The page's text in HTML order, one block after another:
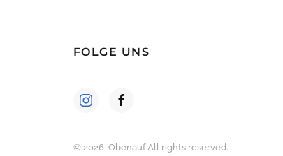
FOLGE UNS
© 2026 Obenauf All rights reserved.